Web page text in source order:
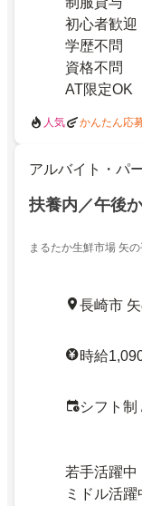
初心者歓迎
学歴不問
資格不問
AT限定OK
人気 かんたん応
アルバイト・パ
扶養内／午後
まるたか生鮮市場 矢
長崎市
時給
シフト制
若手活躍中
ミドル活躍